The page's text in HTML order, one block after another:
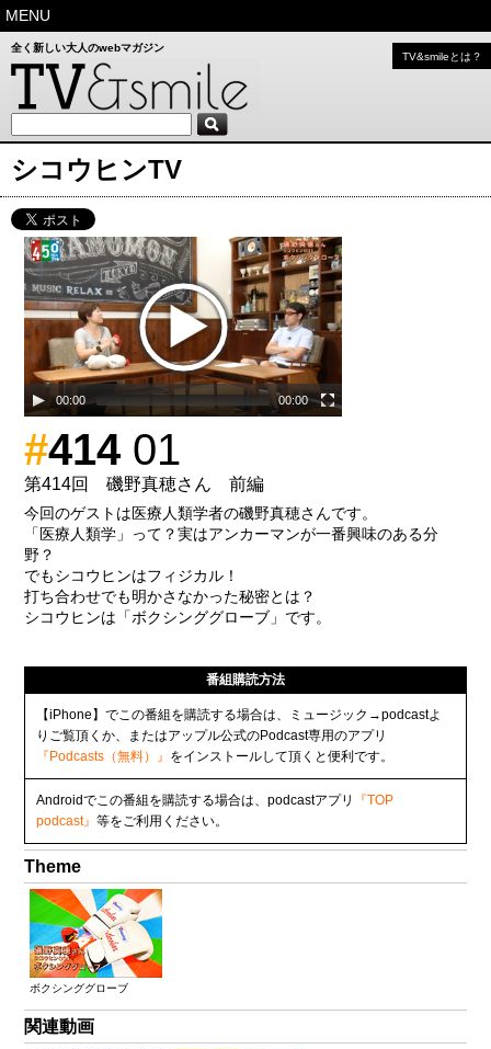
MENU
全く新しい大人のwebマガジン
TV&smileとは？
シコウヒンTV
00:00 00:00
#414 01
第414回 磯野真穂さん 前編
今回のゲストは医療人類学者の磯野真穂さんです。
「医療人類学」って？実はアンカーマンが一番興味のある分
野？
でもシコウヒンはフィジカル！
打ち合わせでも明かさなかった秘密とは？
シコウヒンは「ボクシンググローブ」です。
番組購読方法
【iPhone】でこの番組を購読する場合は、ミュージック→podcastよ
りご覧頂くか、またはアップル公式のPodcast専用のアプリ
『Podcasts（無料）』 をインストールして頂くと便利です。
Androidでこの番組を購読する場合は、podcastアプリ
『TOP
podcast』等をご利用ください。
Theme
ボクシンググローブ
関連動画